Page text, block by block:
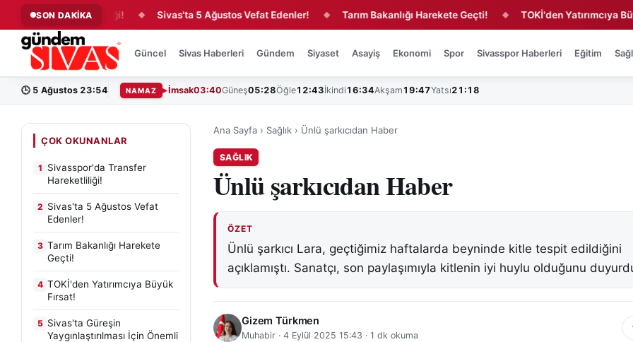
SON DAKİKA
Hareketliliği! ◆ Sivas'ta 5 Ağustos Vefat Edenler! ◆ Tarım Bakanlığı Harekete Geçti! ◆ TOKİ'den Yatırımcıya Büyük
Güncel Sivas Haberleri Gündem Siyaset Asayiş Ekonomi Spor Sivasspor Haberleri Eğitim
🕒 5 Ağustos 23:54 NAMAZ İmsak03:40Güneş05:28Öğle12:43İkindi 16:34Akşam 19:47Yatsı21:18
ÇOK OKUNANLAR
1 Sivasspor'da Transfer
Hareketliliği!
2 Sivas'ta 5 Ağustos Vefat
Edenler!
3 Tarım Bakanlığı Harekete
Geçti!
4 TOKİ'den Yatırımcıya Büyük
Fırsat!
5 Sivas'ta Güreşin
Yaygınlaştırılması İçin Önemli
Ana Sayfa › Sağlık › Ünlü şarkıcıdan Haber
SAĞLIK
Ünlü şarkıcıdan Haber
ÖZET
Ünlü şarkıcı Lara, geçtiğimiz haftalarda beyninde kitle tespit edildiğini
açıklamıştı. Sanatçı, son paylaşımıyla kitlenin iyi huylu olduğunu
Gizem Türkmen
Muhabir · 4 Eylül 2025 15:43 · 1 dk okuma